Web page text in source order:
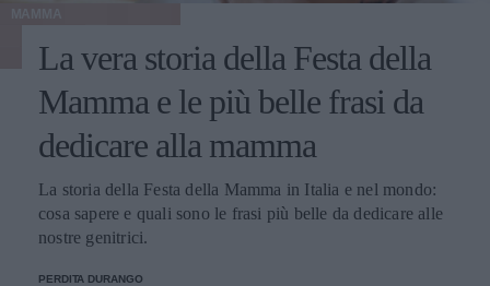
La vera storia della Festa della
Mamma e le più belle frasi da
dedicare alla mamma
La storia della Festa della Mamma in Italia e nel mondo:
cosa sapere e quali sono le frasi più belle da dedicare alle
nostre genitrici.
PERDITA DURANGO